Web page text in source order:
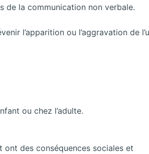
de la communication non verbale.
l’apparition ou l’aggravation de
ou chez l’adulte.
ont des conséquences sociales et